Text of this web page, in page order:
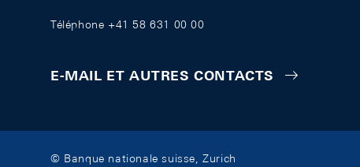
Téléphone +41 58 631 00 00
E-MAIL ET AUTRES CONTACTS
© Banque nationale suisse, Zurich